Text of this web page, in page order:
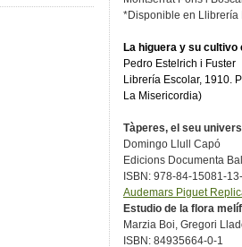
*Disponible en Llibrería
La higuera y su cultivo
Pedro Estelrich i Fuster
Librería Escolar, 1910.
La Misericordia)
Tàperes, el seu univers
Domingo Llull Capó
Edicions Documenta
ISBN: 978-84-15081-
Audemars Piguet
Estudio de la flora
Marzia Boi, Gregori
ISBN: 84935664-0-1